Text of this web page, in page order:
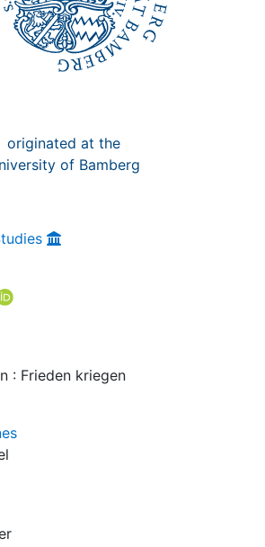
originated at the
of Bamberg
: Frieden kriegen